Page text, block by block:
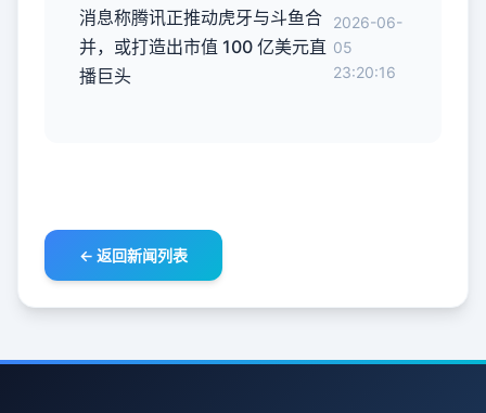
消息称腾讯正推动虎牙与斗鱼合
并，或打造出市值 100 亿美元直
播巨头
2026-06-
05
23:20:16
← 返回新闻列表